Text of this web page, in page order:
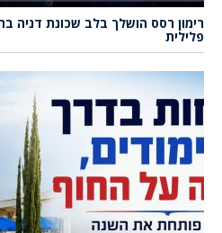
רימון רסס הושלך בלב שכונת
פלילית